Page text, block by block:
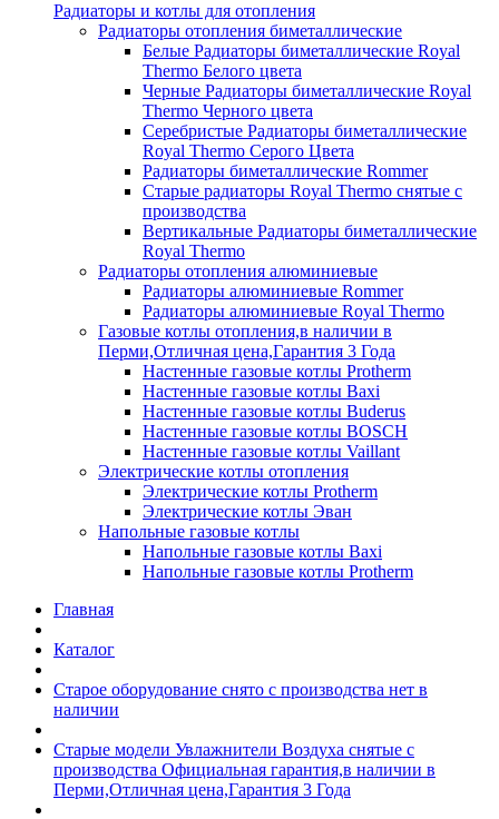
Радиаторы и котлы для отопления
Радиаторы отопления биметаллические
Белые Радиаторы биметаллические Royal
Thermo Белого цвета
Черные Радиаторы биметаллические Royal
Thermo Черного цвета
Серебристые Радиаторы биметаллические
Royal Thermo Серого Цвета
Радиаторы биметаллические Rommer
Старые радиаторы Royal Thermo снятые с
производства
Вертикальные Радиаторы биметаллические
Royal Thermo
Радиаторы отопления алюминиевые
Радиаторы алюминиевые Rommer
Радиаторы алюминиевые Royal Thermo
Газовые котлы отопления,в наличии в
Перми,Отличная цена,Гарантия 3 Года
Настенные газовые котлы Protherm
Настенные газовые котлы Baxi
Настенные газовые котлы Buderus
Настенные газовые котлы BOSCH
Настенные газовые котлы Vaillant
Электрические котлы отопления
Электрические котлы Protherm
Электрические котлы Эван
Напольные газовые котлы
Напольные газовые котлы Baxi
Напольные газовые котлы Protherm
Главная
Каталог
Старое оборудование снято с производства нет в
наличии
Старые модели Увлажнители Воздуха снятые с
производства Официальная гарантия,в наличии в
Перми,Отличная цена,Гарантия 3 Года